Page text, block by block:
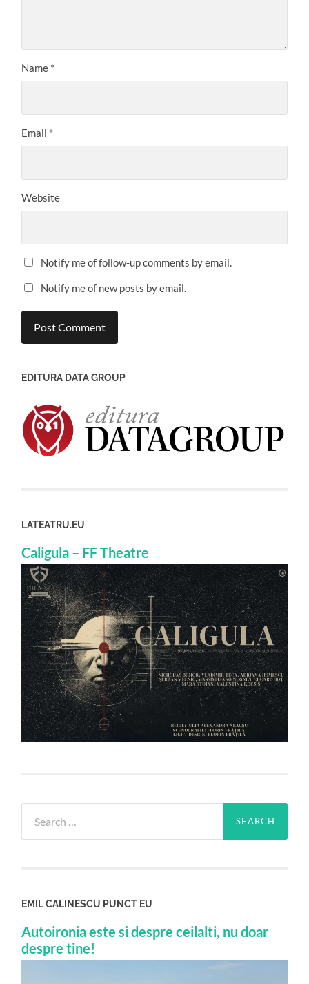
Name *
Email *
Website
Notify me of follow-up comments by email.
Notify me of new posts by email.
EDITURA DATA GROUP
LATEATRU.EU
Caligula – FF Theatre
for:
EMIL CALINESCU PUNCT EU
Autoironia este si despre ceilalti, nu doar
despre tine!